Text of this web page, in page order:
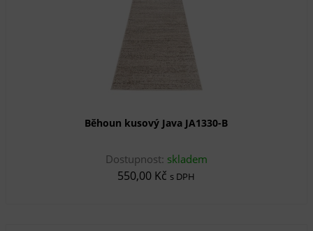
Běhoun kusový Java JA1330-B
Dostupnost: skladem
550,00 Kč s DPH